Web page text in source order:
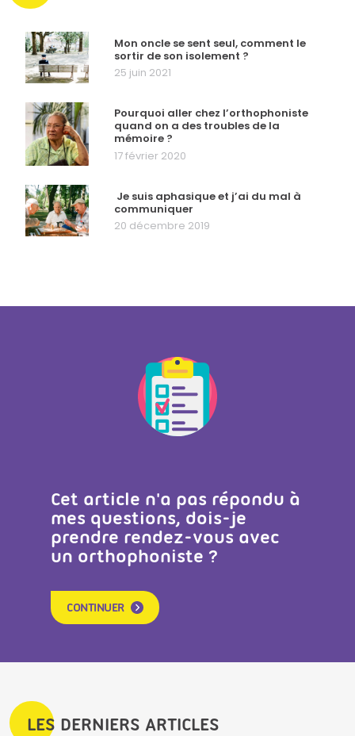
Mon oncle se sent seul, comment le
sortir de son isolement ?
25 juin 2021
Pourquoi aller chez l’orthophoniste
quand on a des troubles de la
mémoire ?
17 février 2020
Je suis aphasique et j’ai du mal à
communiquer
20 décembre 2019
Cet article n'a pas répondu à
mes questions, dois-je
prendre rendez-vous avec
un orthophoniste ?
CONTINUER
LES DERNIERS ARTICLES